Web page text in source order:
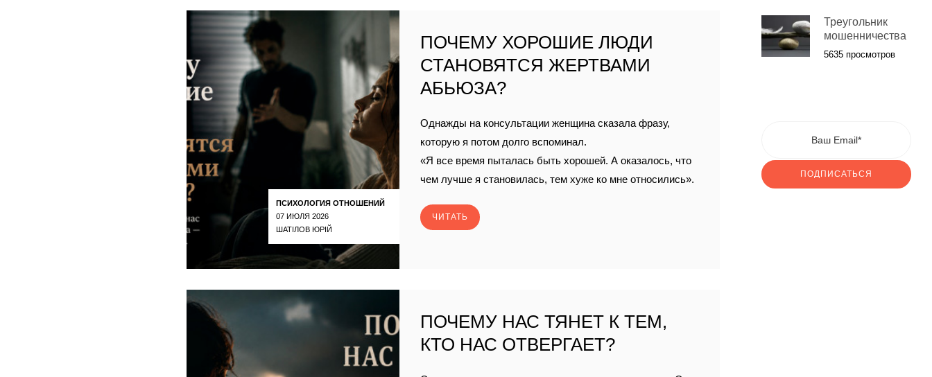
ПСИХОЛОГИЯ ОТНОШЕНИЙ
07 ИЮЛЯ 2026
ШАТІЛОВ ЮРІЙ
ПОЧЕМУ ХОРОШИЕ ЛЮДИ
СТАНОВЯТСЯ ЖЕРТВАМИ
АБЬЮЗА?
Однажды на консультации женщина сказала фразу,
которую я потом долго вспоминал.
«Я все время пыталась быть хорошей. А оказалось, что
чем лучше я становилась, тем хуже ко мне относились».
ЧИТАТЬ
ПОЧЕМУ НАС ТЯНЕТ К ТЕМ,
КТО НАС ОТВЕРГАЕТ?
Треугольник
мошенничества
5635 просмотров
ПОДПИСАТЬСЯ